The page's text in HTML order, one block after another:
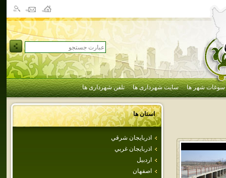
سوغات شهر ها سایت شهرداری ها تلفن شهرداری ها
استان ها
اذربايجان شرقي
اذربايجان غربي
اردبيل
اصفهان